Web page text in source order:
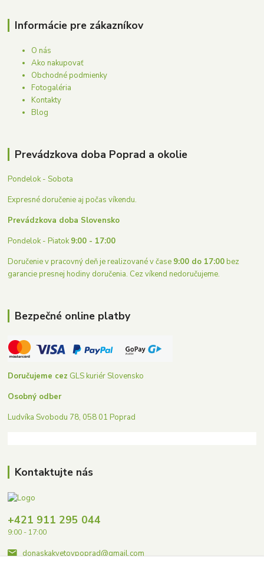
Informácie pre zákazníkov
O nás
Ako nakupovať
Obchodné podmienky
Fotogaléria
Kontakty
Blog
Prevádzkova doba Poprad a okolie
Pondelok - Sobota
Expresné doručenie aj počas víkendu.
Prevádzkova doba Slovensko
Pondelok - Piatok9:00 - 17:00
Doručenie v pracovný deň je realizované v čase 9:00 do 17:00bez
garancie presnej hodiny doručenia. Cez víkend nedoručujeme.
Bezpečné online platby
Doručujeme cez GLS kuriér Slovensko
Osobný odber
Ludvíka Svobodu 78, 058 01 Poprad
Kontaktujte nás
+421 911 295 044
9:00 - 17:00
donaskakvetovpoprad@gmail.com